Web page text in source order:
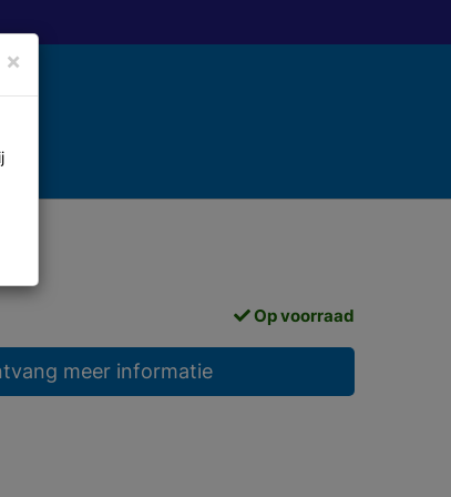
Op voorraad
meer informatie
×